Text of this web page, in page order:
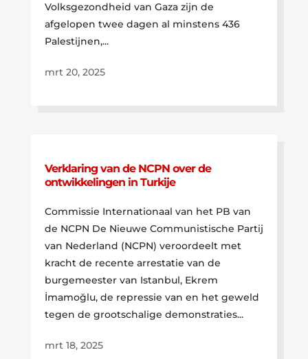
Volksgezondheid van Gaza zijn de
afgelopen twee dagen al minstens 436
Palestijnen,...
mrt 20, 2025
Verklaring van de NCPN over de
ontwikkelingen in Turkije
Commissie Internationaal van het PB van
de NCPN De Nieuwe Communistische Partij
van Nederland (NCPN) veroordeelt met
kracht de recente arrestatie van de
burgemeester van Istanbul, Ekrem
İmamoğlu, de repressie van en het geweld
tegen de grootschalige demonstraties...
mrt 18, 2025